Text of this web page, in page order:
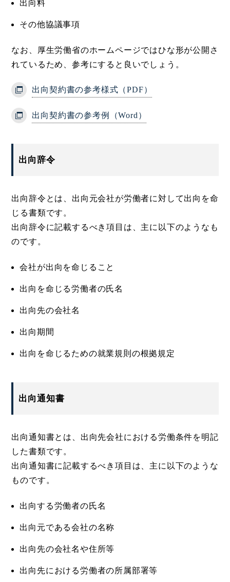
出向料
その他協議事項
なお、厚生労働省のホームページではひな形が公開さ
れているため、参考にすると良いでしょう。
出向契約書の参考様式（PDF）
出向契約書の参考例（Word）
出向辞令
出向辞令とは、出向元会社が労働者に対して出向を命
じる書類です。
出向辞令に記載するべき項目は、主に以下のようなも
のです。
会社が出向を命じること
出向を命じる労働者の氏名
出向先の会社名
出向期間
出向を命じるための就業規則の根拠規定
出向通知書
出向通知書とは、出向先会社における労働条件を明記
した書類です。
出向通知書に記載するべき項目は、主に以下のような
ものです。
出向する労働者の氏名
出向元である会社の名称
出向先の会社名や住所等
出向先における労働者の所属部署等